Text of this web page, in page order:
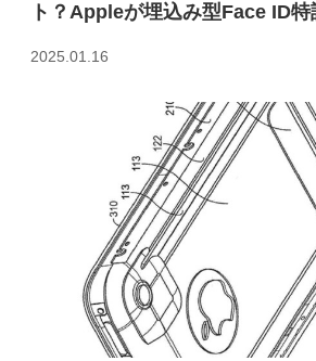
ト？Appleが埋込み型Face ID
2025.01.16